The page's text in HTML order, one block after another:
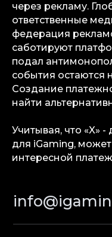
через рекламу.
ответственные
федерация
саботируют
подал
события
Создание
найти
Учитывая, что «X»
для iGaming,
интересной
iGS — ваш ориентир в
гемблинга и беттинга.
полезны на всех
и обзоров до
и консалтинговой
Аналитика
Медиа
Консалтинговые
Контакты
Privacy Policy
Партнерам